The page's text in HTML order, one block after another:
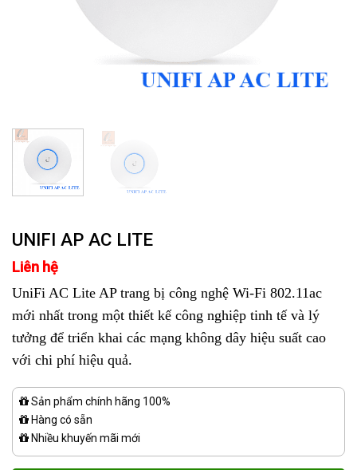
UNIFI AP AC LITE
Liên hệ
UniFi AC Lite AP trang bị công nghệ Wi-Fi 802.11ac
mới nhất trong một thiết kế công nghiệp tinh tế và lý
tưởng để triển khai các mạng không dây hiệu suất cao
với chi phí hiệu quả.
Sản phẩm chính hãng 100%
Hàng có sẵn
Nhiều khuyến mãi mới